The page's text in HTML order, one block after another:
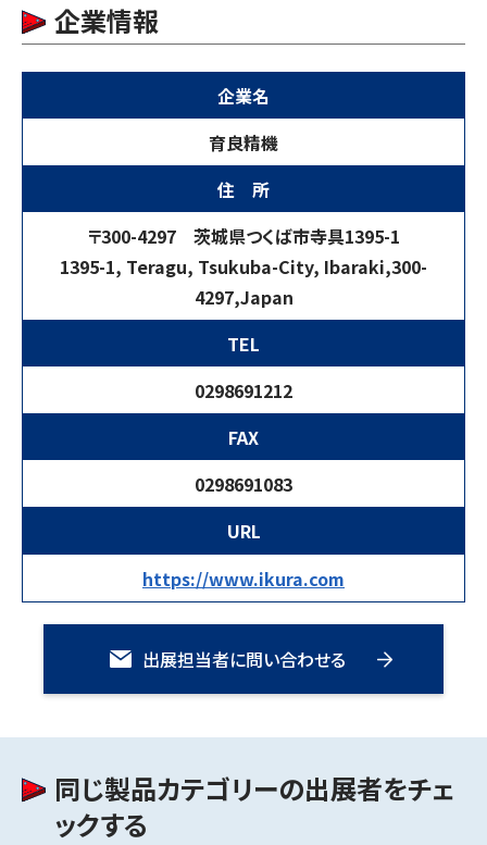
企業情報
企業名
育良精機
住 所
〒300-4297 茨城県つくば市寺具1395-1
1395-1, Teragu, Tsukuba-City, Ibaraki,300-
4297,Japan
TEL
0298691212
FAX
0298691083
URL
https://www.ikura.com
出展担当者に問い合わせる
同じ製品カテゴリーの出展者をチェ
ックする